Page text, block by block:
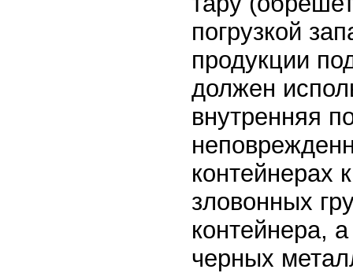
погрузкой
продукции
должен
внутренняя
контейнерах
зловонных
контейнера,
черных